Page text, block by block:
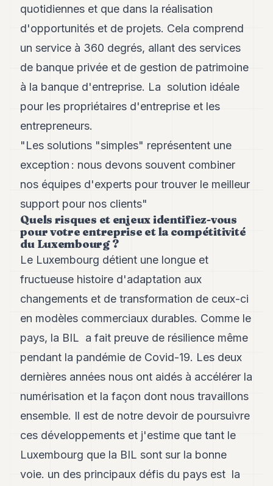
POLITIQUE
IMMOBILIER
EQUITY
JURIDIQUE
ENTREPRISES
ASSOCIATIONS
CONTACT
S'ABONNER
FR
quotidiennes et que dans la réalisation
d'opportunités et de projets. Cela comprend
un service à 360 degrés, allant des services
de banque privée et de gestion de patrimoine
à la banque d'entreprise. La solution idéale
pour les propriétaires d'entreprise et les
entrepreneurs.
"Les solutions "simples" représentent une
exception : nous devons souvent combiner
nos équipes d'experts pour trouver le meilleur
support pour nos clients"
Quels risques et enjeux identifiez-vous
pour votre entreprise et la compétitivité
du Luxembourg ?
Le Luxembourg détient une longue et
fructueuse histoire d'adaptation aux
changements et de transformation de ceux-ci
en modèles commerciaux durables. Comme le
pays, la BIL a fait preuve de résilience même
pendant la pandémie de Covid-19. Les deux
dernières années nous ont aidés à accélérer la
numérisation et la façon dont nous travaillons
ensemble. Il est de notre devoir de poursuivre
ces développements et j'estime que tant le
Luxembourg que la BIL sont sur la bonne
voie. un des principaux défis du pays est la